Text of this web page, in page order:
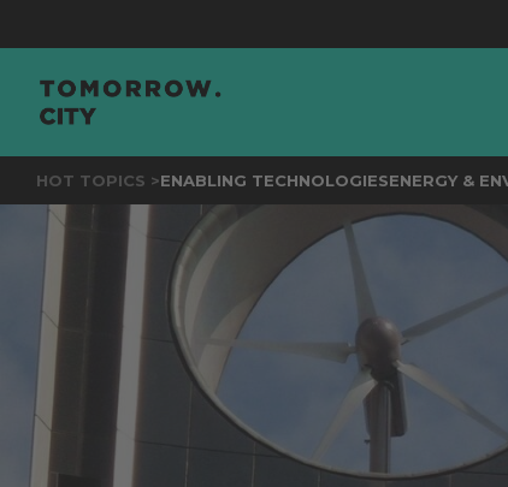
HOT TOPICS >ENABLING TECHNOLOGIESENERGY &